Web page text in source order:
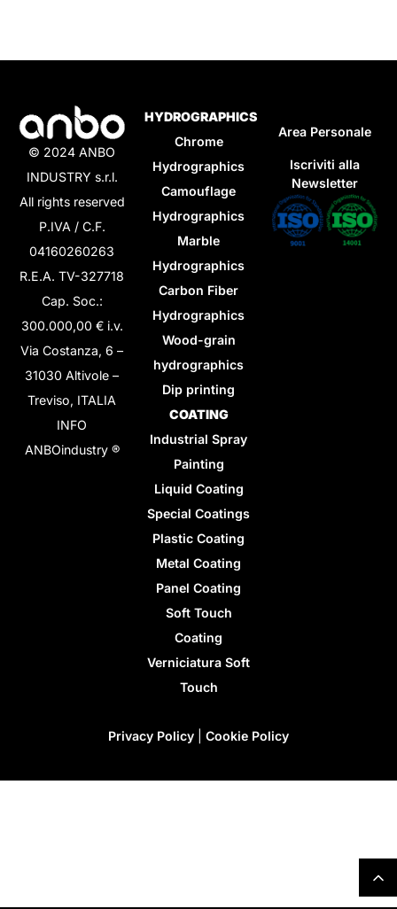
© 2024 ANBO
INDUSTRY s.r.l.
All rights reserved
P.IVA / C.F.
04160260263
R.E.A. TV-327718
Cap. Soc.:
300.000,00 € i.v.
Via Costanza, 6 –
31030 Altivole –
Treviso, ITALIA
INFO
ANBOindustry ®
HYDROGRAPHICS
Chrome
Hydrographics
Camouflage
Hydrographics
Marble
Hydrographics
Carbon Fiber
Hydrographics
Wood-grain
hydrographics
Dip printing
COATING
Industrial Spray
Painting
Liquid Coating
Special Coatings
Plastic Coating
Metal Coating
Panel Coating
Soft Touch
Coating
Verniciatura Soft
Touch
Area Personale
Iscriviti alla
Newsletter
Privacy Policy Cookie Policy